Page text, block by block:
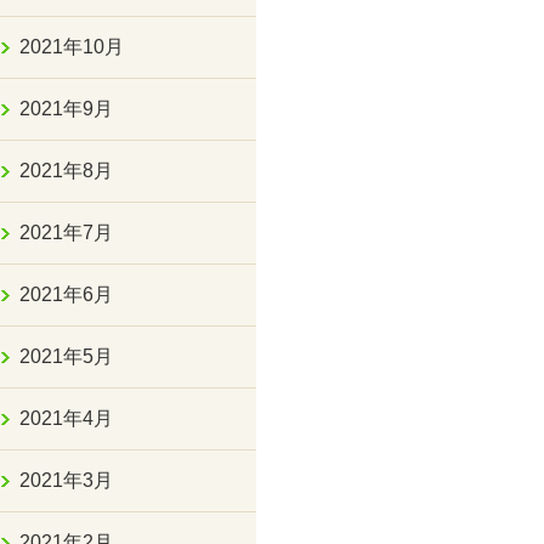
2021年10月
2021年9月
2021年8月
2021年7月
2021年6月
2021年5月
2021年4月
2021年3月